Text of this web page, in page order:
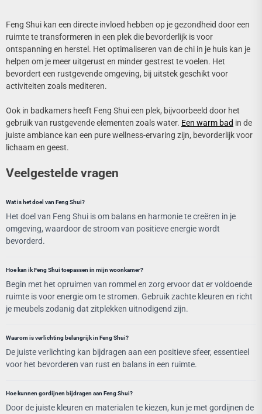
Feng Shui kan een directe invloed hebben op je gezondheid door een
ruimte te transformeren in een plek die bevorderlijk is voor
ontspanning en herstel. Het optimaliseren van de chi in je huis kan je
helpen om je meer uitgerust en minder gestrest te voelen. Het
bevordert een rustgevende omgeving, bij uitstek geschikt voor
activiteiten zoals mediteren.
Ook in badkamers heeft Feng Shui een plek, bijvoorbeeld door het
gebruik van rustgevende elementen zoals water. Een warm bad in de
juiste ambiance kan een pure wellness-ervaring zijn, bevorderlijk voor
lichaam en geest.
Veelgestelde vragen
Wat is het doel van Feng Shui?
Het doel van Feng Shui is om balans en harmonie te creëren in je
omgeving, waardoor de stroom van positieve energie wordt
bevorderd.
Hoe kan ik Feng Shui toepassen in mijn woonkamer?
Begin met het opruimen van rommel en zorg ervoor dat er voldoende
ruimte is voor energie om te stromen. Gebruik zachte kleuren en richt
je meubels zodanig dat zitplekken uitnodigend zijn.
Waarom is verlichting belangrijk in Feng Shui?
De juiste verlichting kan bijdragen aan een positieve sfeer, essentieel
voor het bevorderen van rust en balans in een ruimte.
Hoe kunnen gordijnen bijdragen aan Feng Shui?
Door de juiste kleuren en materialen te kiezen, kun je met gordijnen de